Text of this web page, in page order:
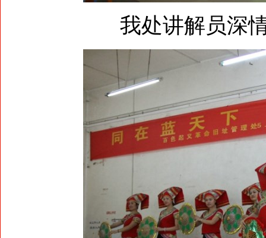
我处讲解员深